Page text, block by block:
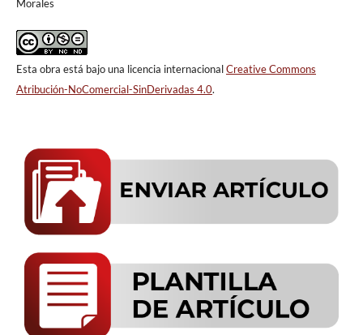
Morales
Esta obra está bajo una licencia internacionalCreative Commons
Atribución-NoComercial-SinDerivadas 4.0.